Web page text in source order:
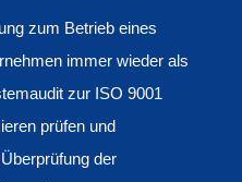
zum Betrieb eines
immer wieder als
zur ISO 9001
prüfen und
der